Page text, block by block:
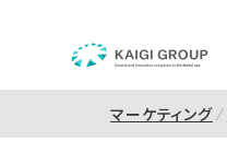
マーケティング